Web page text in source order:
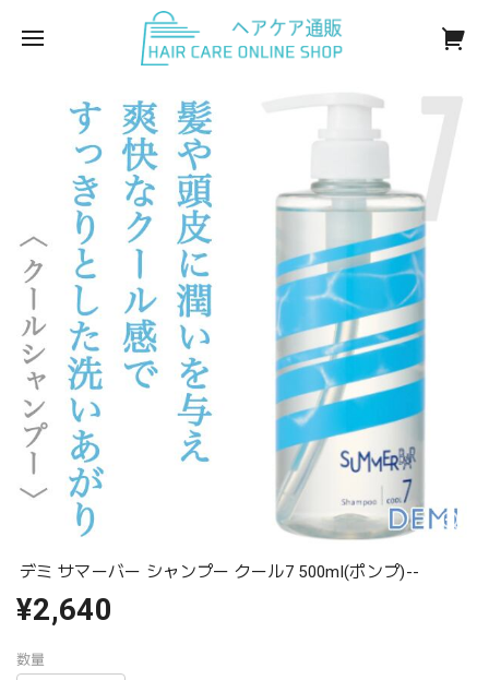
デミ サマーバー シャンプー クール7 500ml(ポンプ)--
¥2,640
数量